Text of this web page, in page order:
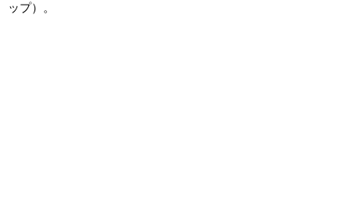
ップ）。